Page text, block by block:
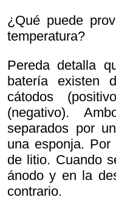
¿Qué puede
temperatura?
Pereda detalla
batería existen
cátodos
(negativo).
separados por
una esponja.
de litio. Cuando
ánodo y en la
contrario.